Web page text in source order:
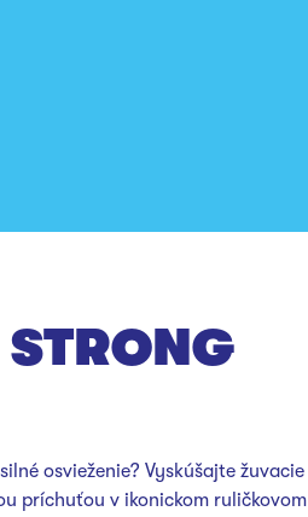
osvieženie? Vyskúšajte žuvacie
príchuťou v ikonickom ruličkovom